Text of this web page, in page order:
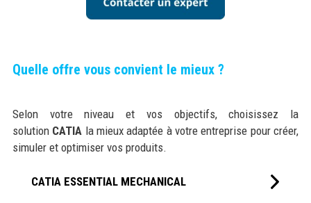
Quelle offre vous convient le mieux ?
Selon votre niveau et vos objectifs, choisissez la
solution CATIA la mieux adaptée à votre entreprise pour créer,
simuler et optimiser vos produits.
CATIA ESSENTIAL MECHANICAL